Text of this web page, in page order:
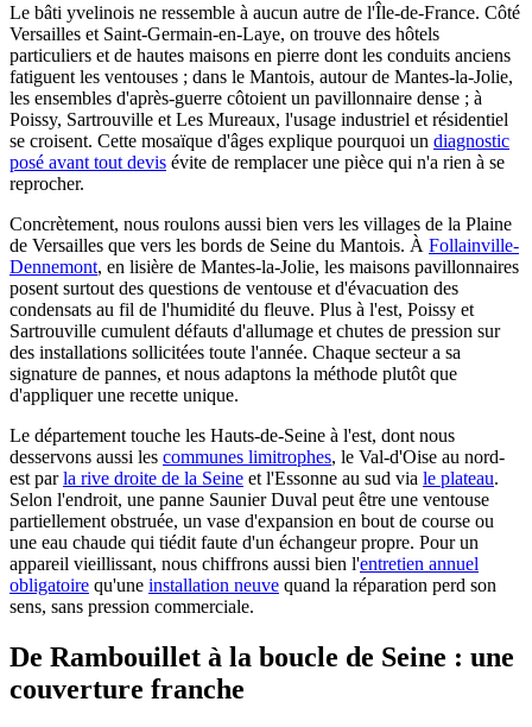
Le bâti yvelinois ne ressemble à aucun autre de l'Île-de-France. Côté
Versailles et Saint-Germain-en-Laye, on trouve des hôtels
particuliers et de hautes maisons en pierre dont les conduits anciens
fatiguent les ventouses ; dans le Mantois, autour de Mantes-la-Jolie,
les ensembles d'après-guerre côtoient un pavillonnaire dense ; à
Poissy, Sartrouville et Les Mureaux, l'usage industriel et résidentiel
se croisent. Cette mosaïque d'âges explique pourquoi un diagnostic
posé avant tout devis évite de remplacer une pièce qui n'a rien à se
reprocher.
Concrètement, nous roulons aussi bien vers les villages de la Plaine
de Versailles que vers les bords de Seine du Mantois. À Follainville-
Dennemont, en lisière de Mantes-la-Jolie, les maisons pavillonnaires
posent surtout des questions de ventouse et d'évacuation des
condensats au fil de l'humidité du fleuve. Plus à l'est, Poissy et
Sartrouville cumulent défauts d'allumage et chutes de pression sur
des installations sollicitées toute l'année. Chaque secteur a sa
signature de pannes, et nous adaptons la méthode plutôt que
d'appliquer une recette unique.
Le département touche les Hauts-de-Seine à l'est, dont nous
desservons aussi les communes limitrophes, le Val-d'Oise au nord-
est parla rive droite de la Seine et l'Essonne au sud via le plateau.
Selon l'endroit, une panne Saunier Duval peut être une ventouse
partiellement obstruée, un vase d'expansion en bout de course ou
une eau chaude qui tiédit faute d'un échangeur propre. Pour un
appareil vieillissant, nous chiffrons aussi bien l'entretien annuel
obligatoire qu'une installation neuve quand la réparation perd son
sens, sans pression commerciale.
De Rambouillet à la boucle de Seine : une
couverture franche